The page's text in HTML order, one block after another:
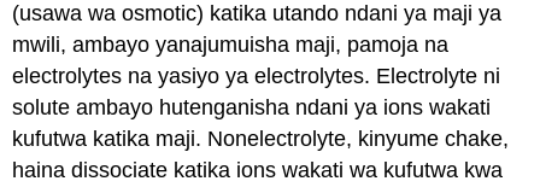
(usawa waosmotic) katika utando ndani ya maji ya
mwili, ambayo yanajumuisha maji, pamoja na
electrolytes na yasiyo ya electrolytes. Electrolyte ni
solute ambayo hutenganisha ndani ya ions wakati
kufutwa katika maji. Nonelectrolyte, kinyume chake,
haina dissociate katika ions wakati wa kufutwa kwa